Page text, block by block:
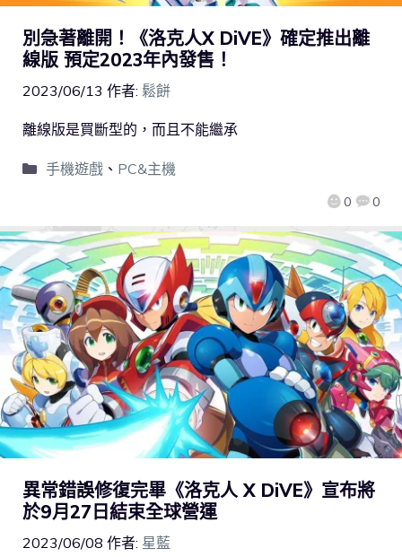
別急著離開！《洛克人X DiVE》確定推出離
線版 預定2023年內發售！
2023/06/13 作者: 鬆餅
0 0
離線版是買斷型的，而且不能繼承
手機遊戲、 PC&主機
異常錯誤修復完畢《洛克人 X DiVE》宣布將
於9月27日結束全球營運
2023/06/08 作者: 星藍